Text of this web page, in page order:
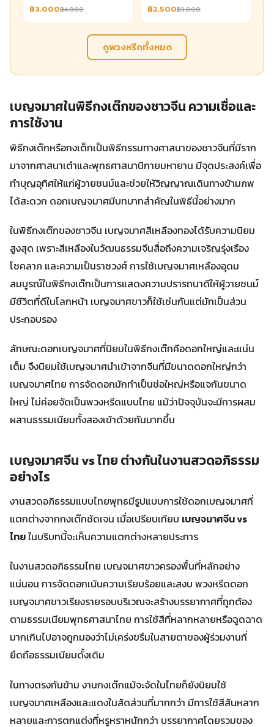
฿3,000฿4,000 ฿2,500฿3,000
ดูพวงหรีดทั้งหมด
เบญจมาศในพิธีกงเต๊กของชาวจีน ความเชื่อและ
การใช้งาน
พิธีกงเต๊กหรือกงเต็กเป็นพิธีกรรมทางศาสนาของชาวจีนที่มีราก
มาจากศาสนาเต๋าและพุทธศาสนานิกายมหายาน มีจุดประสงค์เพื่อ
ทำบุญอุทิศให้แก่ผู้วายชนม์และช่วยให้วิญญาณเดินทางข้ามภพ
ได้สะดวก ดอกเบญจมาศมีบทบาทสำคัญในพิธีนี้อย่างมาก
ในพิธีกงเต๊กของชาวจีน เบญจมาศสีเหลืองทองได้รับความนิยม
สูงสุด เพราะสีเหลืองในวัฒนธรรมจีนสื่อถึงความเจริญรุ่งเรือง
โชคลาภ และความเป็นราชวงศ์ การใช้เบญจมาศเหลืองอุดม
สมบูรณ์ในพิธีกงเต๊กเป็นการแสดงความปรารถนาดีให้ผู้วายชนม์
มีชีวิตที่ดีในโลกหน้า เบญจมาศขาวก็ใช้เช่นกันแต่มักเป็นส่วน
ประกอบรอง
ลักษณะดอกเบญจมาศที่นิยมในพิธีกงเต๊กคือดอกใหญ่และแน่น
เต็ม จึงนิยมใช้เบญจมาศนำเข้าจากจีนที่มีขนาดดอกใหญ่กว่า
เบญจมาศไทย การจัดดอกมักทำเป็นช่อใหญ่หรือแจกันขนาด
ใหญ่ ไม่ค่อยจัดเป็นพวงหรีดแบบไทย แม้ว่าปัจจุบันจะมีการผสม
ผสานธรรมเนียมทั้งสองเข้าด้วยกันมากขึ้น
เบญจมาศจีน vs ไทย ต่างกันในงานสวดอภิธรรม
อย่างไร
งานสวดอภิธรรมแบบไทยพุทธมีรูปแบบการใช้ดอกเบญจมาศที่
แตกต่างจากกงเต๊กชัดเจน เมื่อเปรียบเทียบ เบญจมาศจีน vs
ไทยในบริบทนี้จะเห็นความแตกต่างหลายประการ
ในงานสวดอภิธรรมไทย เบญจมาศขาวครองพื้นที่หลักอย่าง
แน่นอน การจัดดอกเน้นความเรียบร้อยและสงบ พวงหรีดดอก
เบญจมาศขาวเรียงรายรอบบริเวณจะสร้างบรรยากาศที่ถูกต้อง
ตามธรรมเนียมพุทธศาสนาไทย การใช้สีที่หลากหลายหรือฉูดฉาด
มากเกินไปอาจถูกมองว่าไม่เคร่งขรึมในสายตาของผู้ร่วมงานที่
ยึดถือธรรมเนียมดั้งเดิม
ในทางตรงกันข้าม งานกงเต๊กแม้จะจัดในไทยก็ยังนิยมใช้
เบญจมาศเหลืองและแดงในสัดส่วนที่มากกว่า มีการใช้สีสันหลาก
หลายและการตกแต่งที่หรูหราหนักกว่า บรรยากาศโดยรวมของ